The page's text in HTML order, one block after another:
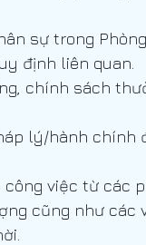
Kỹ Sư Giám
Phận QS)
Cơ Đi Kỹ Sư
sự trong Phòng.
định liên quan.
chính sách
lý/hành chính
việc từ các
cũng như các